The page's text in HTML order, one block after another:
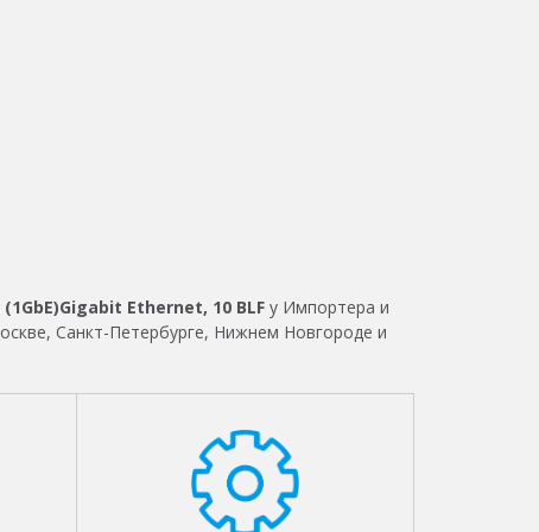
Ethernet, 10 BLFу Импортера и
Санкт-Петербурге, Нижнем Новгороде и